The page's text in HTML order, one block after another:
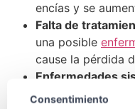
encías y se
Falta de
una posible
cause la pérdida
Enfermedades
cáncer.
Consentimiento